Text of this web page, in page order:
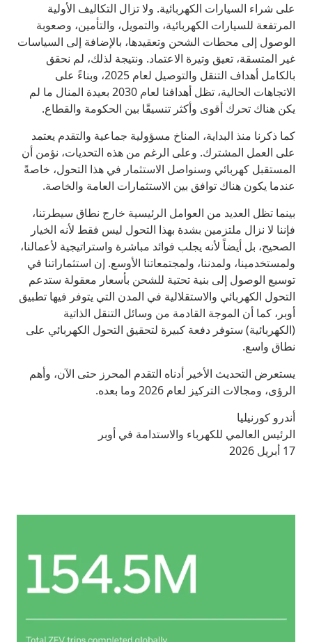
على شراء السيارات الكهربائية. ولا تزال التكاليف الأولية
المرتفعة للسيارات الكهربائية، والتمويل، والتأمين، وصعوبة
الوصول إلى محطات الشحن وتعقيدها، بالإضافة إلى السياسات
غير المتسقة، تعيق وتيرة الاعتماد. ونتيجة لذلك، لم نحقق
بالكامل أهداف التنقل والتوصيل لعام 2025، وبناءً على
الاتجاهات الحالية، تظل أهدافنا لعام 2030 بعيدة المنال ما لم
يكن هناك تحرك أقوى وأكثر تنسيقًا بين الحكومة والقطاع.
كما ذكرنا منذ البداية، المناخ مسؤولية جماعية والتقدم يعتمد
على العمل المشترك. وعلى الرغم من هذه التحديات، نؤمن أن
المستقبل كهربائي وسنواصل الاستثمار في هذا التحول، خاصةً
عندما يكون هناك توافق بين الاستثمارات العامة والخاصة.
بينما تظل العديد من العوامل الرئيسية خارج نطاق سيطرتنا،
فإننا لا نزال ملتزمين بشدة بهذا التحول ليس فقط لأنه الخيار
الصحيح، بل أيضاً لأنه يجلب فوائد مباشرة واستراتيجية لأعمالنا،
ولمستخدمينا، ولمدننا، ولمجتمعاتنا الأوسع. إن استثماراتنا في
توسيع الوصول إلى بنية تحتية للشحن بأسعار معقولة ستدعم
التحول الكهربائي والاستقلالية في المدن التي يتوفر فيها تطبيق
أوبر، كما أن الموجة القادمة من وسائل التنقل الذاتية
(الكهربائية) ستوفر دفعة كبيرة لتحقيق التحول الكهربائي على
نطاق واسع.
يستعرض التحديث الأخير أدناه التقدم المحرز حتى الآن، وأهم
الرؤى، ومجالات التركيز لعام 2026 وما بعده.
أندرو كورنيليا
الرئيس العالمي للكهرباء والاستدامة في أوبر
17 أبريل 2026